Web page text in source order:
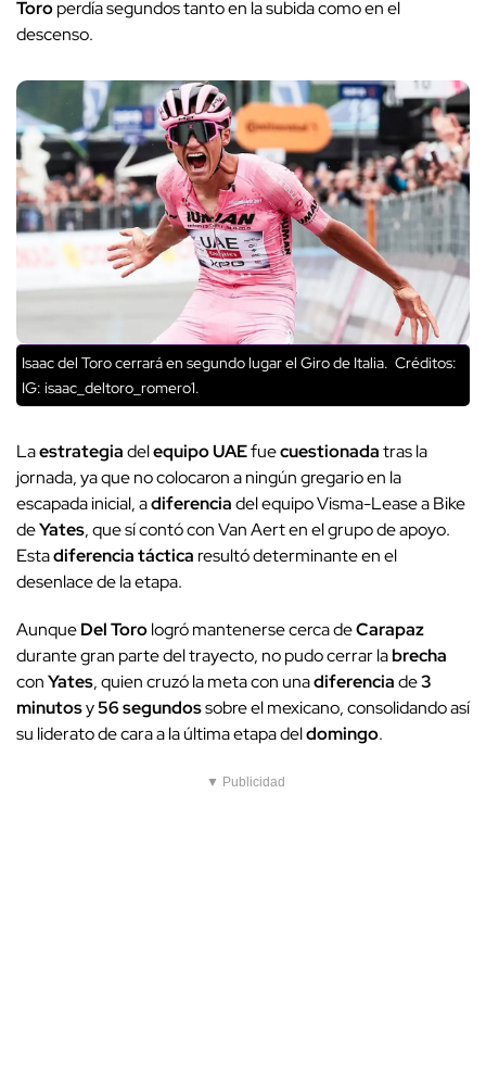
Toroperdía segundos tanto en la subida como en el
descenso.
Isaac del Toro cerrará en segundo lugar el Giro de Italia. Créditos:
IG: isaac_deltoro_romero1.
Laestrategiadelequipo UAEfuecuestionadatras la
jornada, ya que no colocaron a ningún gregario en la
escapada inicial, adiferenciadel equipo Visma-Lease a Bike
deYates, que sí contó con Van Aert en el grupo de apoyo.
Estadiferencia táctica resultó determinante en el
desenlace de la etapa.
AunqueDel Torologró mantenerse cerca deCarapaz
durante gran parte del trayecto, no pudo cerrar labrecha
conYates, quien cruzó la meta con unadiferenciade3
minutosy56 segundossobre el mexicano, consolidando así
su liderato de cara a la última etapa deldomingo.
▼ Publicidad